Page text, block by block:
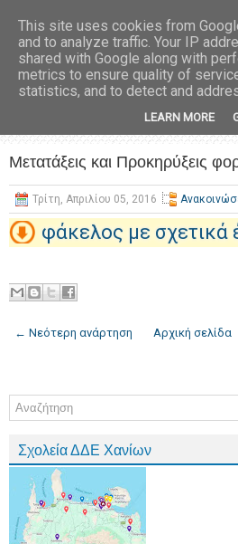
Μετατάξεις και Προκηρύξεις
Τρίτη, Απριλίου 05, 2016
φάκελος με σχετικά
← Νεότερη ανάρτηση Αρχική σελίδα
Σχολεία ΔΔΕ Χανίων
This site uses cookies from
and to analyze traffic. Your IP
shared with Google along with
metrics to ensure quality of
statistics, and to detect and
LEARN MORE